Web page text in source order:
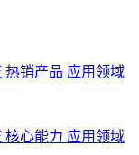
热销产品 应用领域
核心能力 应用领域